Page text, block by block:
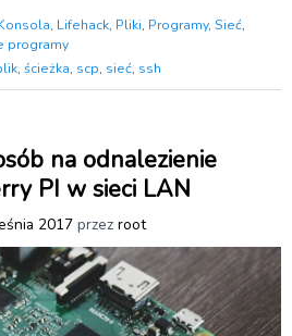
, Lifehack, Pliki, Programy, Sieć,
programy
, ścieżka, scp, sieć, ssh
na odnalezienie
PI w sieci LAN
2017 przez root